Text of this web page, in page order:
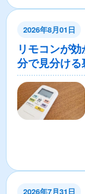
2026年8月01日
リモコンが
分で見分け
2026年7月31日